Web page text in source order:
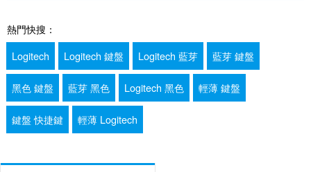
熱門快搜：
Logitech
Logitech 鍵盤 Logitech 藍芽 藍芽 鍵盤
黑色 鍵盤 藍芽 黑色 Logitech 黑色 輕薄 鍵盤
鍵盤 快捷鍵 輕薄 Logitech